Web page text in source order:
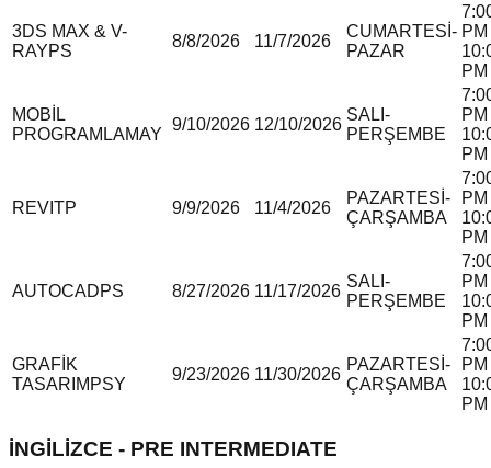
3DS MAX & V-
RAYPS
8/8/2026 11/7/2026
CUMARTESİ-
PAZAR
PM
PM
MOBİL
PROGRAMLAMAY
9/10/2026 12/10/2026
SALI-
PERŞEMBE
PM
PM
REVITP 9/9/2026 11/4/2026
PAZARTESİ-
ÇARŞAMBA
PM
PM
AUTOCADPS 8/27/2026 11/17/2026
SALI-
PERŞEMBE
PM
PM
GRAFİK
TASARIM PSY
9/23/2026 11/30/2026
PAZARTESİ-
ÇARŞAMBA
PM
PM
İNGİLİZCE - PRE INTERMEDIATE